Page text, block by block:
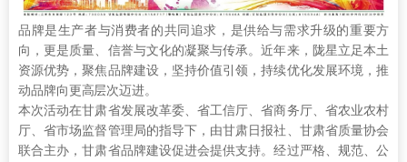
品牌是生产者与消费者的共同追求，是供给与需求升级的重要方
向，更是质量、信誉与文化的凝聚与传承。近年来，陇星立足本土
资源优势，聚焦品牌建设，坚持价值引领，持续优化发展环境，推
动品牌向更高层次迈进。
本次活动在甘肃省发展改革委、省工信厅、省商务厅、省农业农村
厅、省市场监督管理局的指导下，由甘肃日报社、甘肃省质量协会
联合主办，甘肃省品牌建设促进会提供支持。经过严格、规范、公